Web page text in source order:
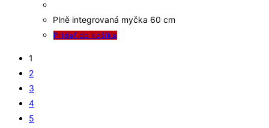
Plně integrovaná myčka 60 cm
Pridať do košíka
1
2
3
4
5